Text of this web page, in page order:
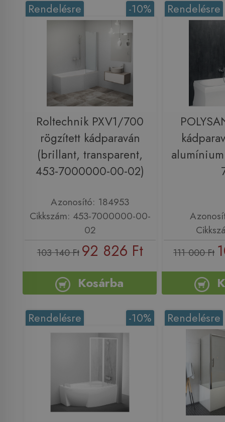
-10%
Rendelésre
Roltechnik PXV1/700
rögzített kádparaván
(brillant, transparent,
453-7000000-00-02)
Azonosító: 184953
Cikkszám: 453-7000000-00-
02
103 140 Ft 92 826 Ft
Kosárba
Rendelésre
111 000 Ft
-10%
Rendelésre Rendelésre